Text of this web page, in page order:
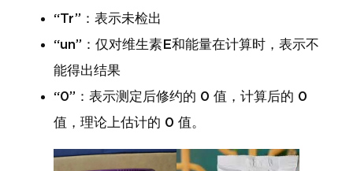
“Tr”：表示未检出
“un”：仅对维生素E和能量在计算时，表示不
能得出结果
“0”：表示测定后修约的 0 值，计算后的 0
值，理论上估计的 0 值。